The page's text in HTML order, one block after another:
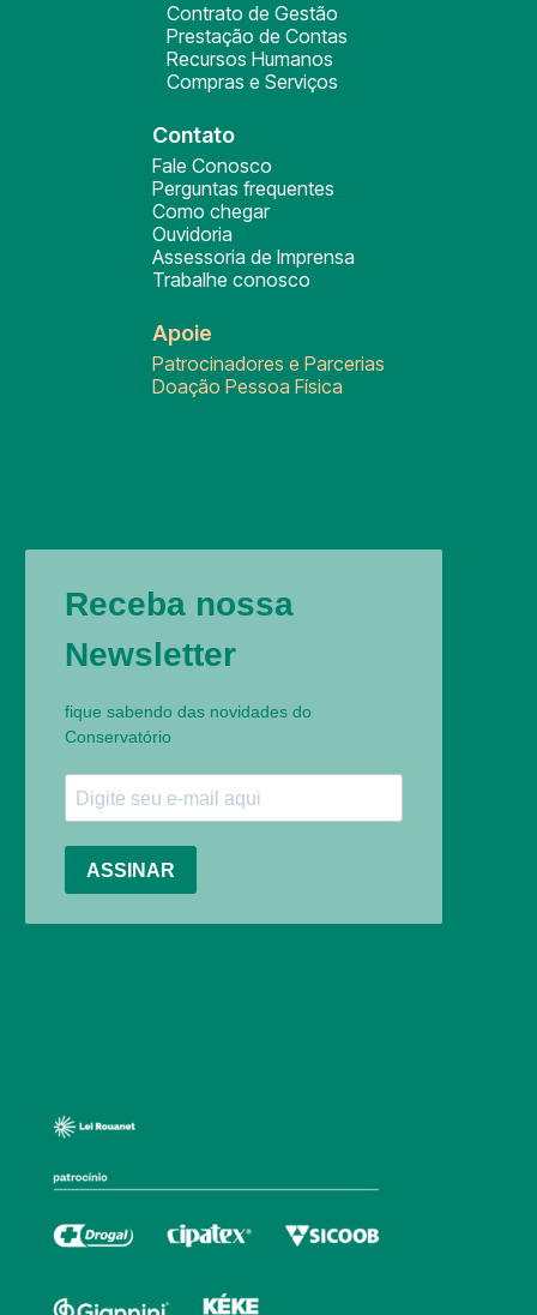
Contrato de Gestão
Prestação de Contas
Recursos Humanos
Compras e Serviços
Contato
Fale Conosco
Perguntas frequentes
Como chegar
Ouvidoria
Assessoria de Imprensa
Trabalhe conosco
Apoie
Patrocinadores e Parcerias
Doação Pessoa Física